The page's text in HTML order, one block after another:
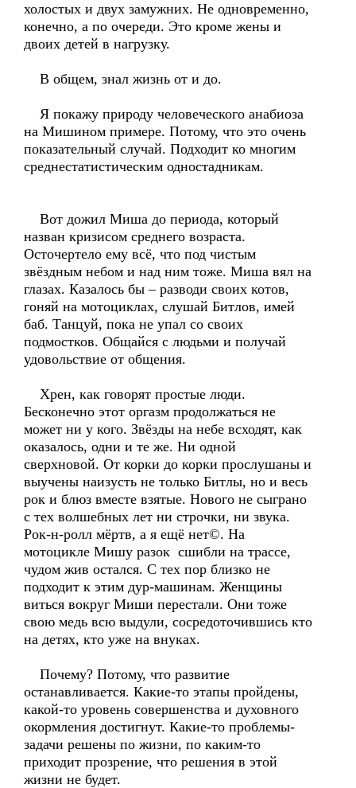
холостых и двух замужних. Не одновременно,
конечно, а по очереди. Это кроме жены и
двоих детей в нагрузку.
В общем, знал жизнь от и до.
Я покажу природу человеческого анабиоза
на Мишином примере. Потому, что это очень
показательный случай. Подходит ко многим
среднестатистическим одностадникам.
Вот дожил Миша до периода, который
назван кризисом среднего возраста.
Осточертело ему всё, что под чистым
звёздным небом и над ним тоже. Миша вял на
глазах. Казалось бы – разводи своих котов,
гоняй на мотоциклах, слушай Битлов, имей
баб. Танцуй, пока не упал со своих
подмостков. Общайся с людьми и получай
удовольствие от общения.
Хрен, как говорят простые люди.
Бесконечно этот оргазм продолжаться не
может ни у кого. Звёзды на небе всходят, как
оказалось, одни и те же. Ни одной
сверхновой. От корки до корки прослушаны и
выучены наизусть не только Битлы, но и весь
рок и блюз вместе взятые. Нового не сыграно
с тех волшебных лет ни строчки, ни звука.
Рок-н-ролл мёртв, а я ещё нет©. На
мотоцикле Мишу разок сшибли на трассе,
чудом жив остался. С тех пор близко не
подходит к этим дур-машинам. Женщины
виться вокруг Миши перестали. Они тоже
свою медь всю выдули, сосредоточившись кто
на детях, кто уже на внуках.
Почему? Потому, что развитие
останавливается. Какие-то этапы пройдены,
какой-то уровень совершенства и духовного
окормления достигнут. Какие-то проблемы-
задачи решены по жизни, по каким-то
приходит прозрение, что решения в этой
жизни не будет.